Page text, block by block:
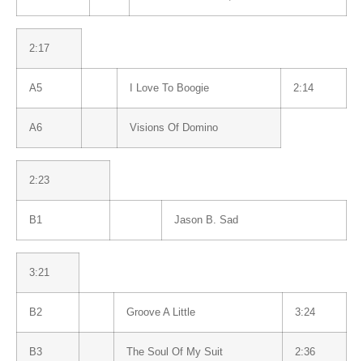
2:17
A5 I Love To Boogie 2:14
A6 Visions Of Domino
2:23
B1 Jason B. Sad
3:21
B2 Groove A Little 3:24
B3 The Soul Of My Suit 2:36